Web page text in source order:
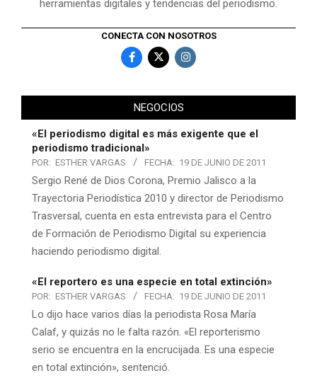
herramientas digitales y tendencias del periodismo.
CONECTA CON NOSOTROS
NEGOCIOS
«El periodismo digital es más exigente que el
periodismo tradicional»
POR: ESTHER VARGAS FECHA: 19 DE JUNIO DE 2011
Sergio René de Dios Corona, Premio Jalisco a la
Trayectoria Periodística 2010 y director de Periodismo
Trasversal, cuenta en esta entrevista para el Centro
de Formación de Periodismo Digital su experiencia
haciendo periodismo digital.
«El reportero es una especie en total extinción»
POR: ESTHER VARGAS FECHA: 19 DE JUNIO DE 2011
Lo dijo hace varios días la periodista Rosa María
Calaf, y quizás no le falta razón. «El reporterismo
serio se encuentra en la encrucijada. Es una especie
en total extinción», sentenció.